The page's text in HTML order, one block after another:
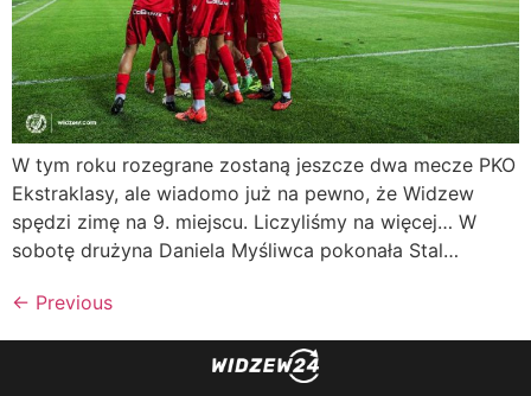
W tym roku rozegrane zostaną jeszcze dwa mecze PKO
Ekstraklasy, ale wiadomo już na pewno, że Widzew
spędzi zimę na 9. miejscu. Liczyliśmy na więcej… W
sobotę drużyna Daniela Myśliwca pokonała Stal…
← Previous